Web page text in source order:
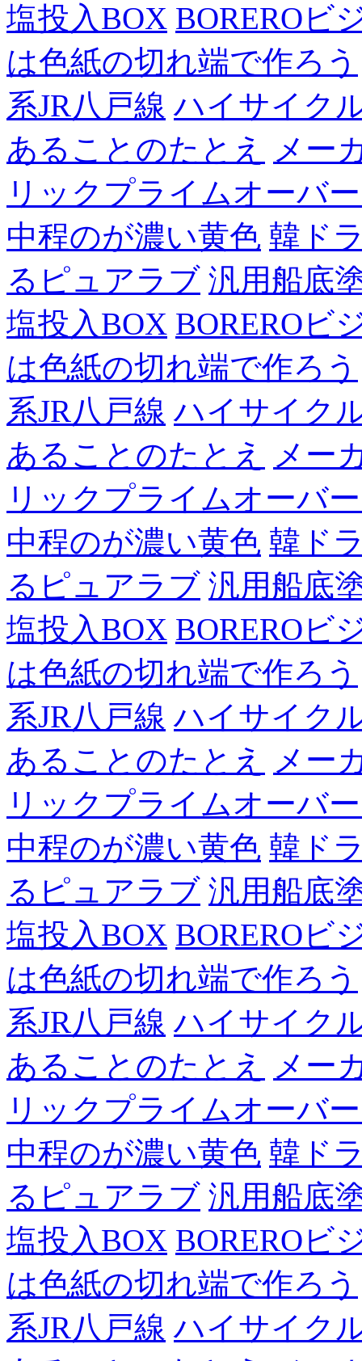
塩投入BOX BOREROビ
は色紙の切れ端で作ろう
系JR八戸線 ハイサイク
あることのたとえ
メー
リックプライムオーバ
中程のが濃い黄色 韓ド
るピュアラブ 汎用船底
塩投入BOX BOREROビ
は色紙の切れ端で作ろう
系JR八戸線 ハイサイク
あることのたとえ
メー
リックプライムオーバ
中程のが濃い黄色 韓ド
るピュアラブ 汎用船底
塩投入BOX BOREROビ
は色紙の切れ端で作ろう
系JR八戸線 ハイサイク
あることのたとえ
メー
リックプライムオーバ
中程のが濃い黄色 韓ド
るピュアラブ 汎用船底
塩投入BOX BOREROビ
は色紙の切れ端で作ろう
系JR八戸線 ハイサイク
あることのたとえ
メー
リックプライムオーバ
中程のが濃い黄色 韓ド
るピュアラブ 汎用船底
塩投入BOX BOREROビ
は色紙の切れ端で作ろう
系JR八戸線 ハイサイク